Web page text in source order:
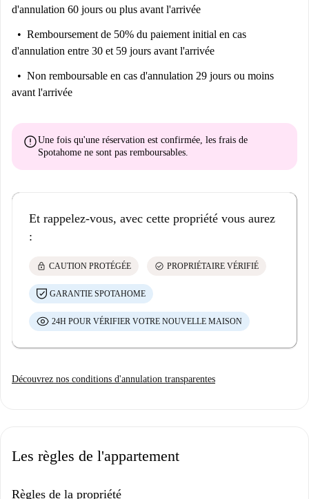
d'annulation 60 jours ou plus avant l'arrivée
Remboursement de 50% du paiement initial en cas
d'annulation entre 30 et 59 jours avant l'arrivée
Non remboursable en cas d'annulation 29 jours ou moins
avant l'arrivée
errorUne fois qu'une réservation est confirmée, les frais de
Spotahome ne sont pas remboursables.
Et rappelez-vous, avec cette propriété vous aurez
:
lock CAUTION PROTÉGÉE check_circle PROPRIÉTAIRE VÉRIFIÉ
GARANTIE SPOTAHOME
24H POUR VÉRIFIER VOTRE NOUVELLE MAISON
Découvrez nos conditions d'annulation transparentes
Les règles de l'appartement
Règles de la propriété